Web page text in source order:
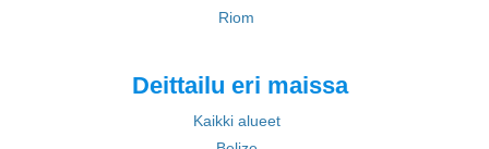
Riom
Deittailu eri maissa
Kaikki alueet